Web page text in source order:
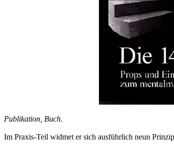
Publikation, Buch.
Im Praxis-Teil widmet er sich ausführlich neun